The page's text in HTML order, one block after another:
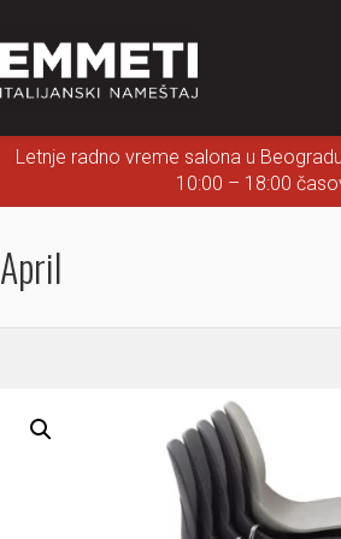
Letnje radno vreme salona u
10:00 – 18:00
April